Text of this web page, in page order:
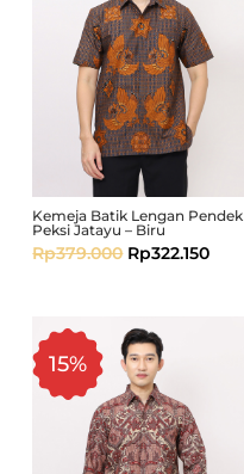
Kemeja Batik Lengan Pendek
Peksi Jatayu – Biru
Rp379.000 Rp322.150
15%